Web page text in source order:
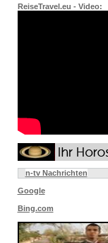
ReiseTravel.eu - Video:
n-tv Nachrichten
Google
Bing.com